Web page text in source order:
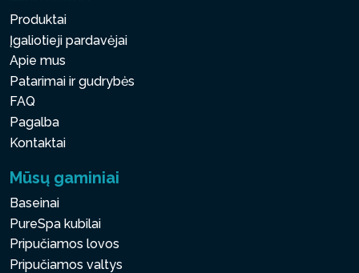
Produktai
Įgaliotieji pardavėjai
Apie mus
Patarimai ir gudrybės
FAQ
Pagalba
Kontaktai
Mūsų gaminiai
Baseinai
PureSpa kubilai
Pripučiamos lovos
Pripučiamos valtys